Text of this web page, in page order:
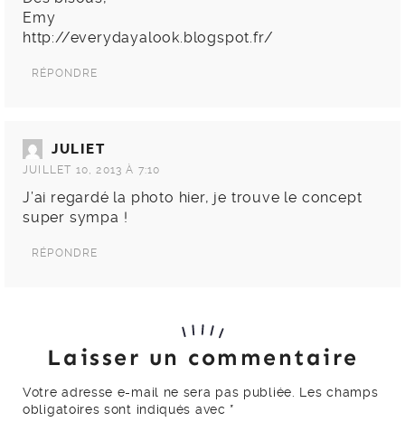
Emy
http://everydayalook.blogspot.fr/
RÉPONDRE
JULIET
JUILLET 10, 2013 À 7:10
J’ai regardé la photo hier, je trouve le concept
super sympa !
RÉPONDRE
Laisser un commentaire
Votre adresse e-mail ne sera pas publiée. Les champs
obligatoires sont indiqués avec *